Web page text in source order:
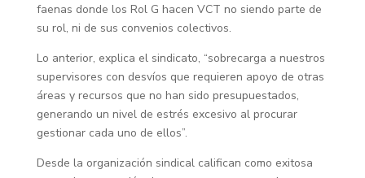
faenas donde los Rol G hacen VCT no siendo parte de
su rol, ni de sus convenios colectivos.
Lo anterior, explica el sindicato, “sobrecarga a nuestros
supervisores con desvíos que requieren apoyo de otras
áreas y recursos que no han sido presupuestados,
generando un nivel de estrés excesivo al procurar
gestionar cada uno de ellos”.
Desde la organización sindical califican como exitosa